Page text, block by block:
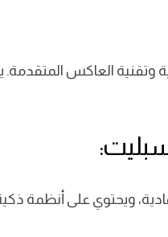
وتقنية العاكس
ويحتوي على أنظمة